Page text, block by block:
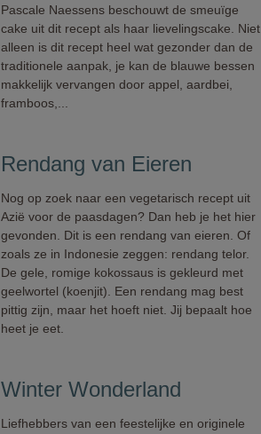
Pascale Naessens beschouwt de smeuïge
cake uit dit recept als haar lievelingscake. Niet
alleen is dit recept heel wat gezonder dan de
traditionele aanpak, je kan de blauwe bessen
makkelijk vervangen door appel, aardbei,
framboos,...
Rendang van Eieren
Nog op zoek naar een vegetarisch recept uit
Azië voor de paasdagen? Dan heb je het hier
gevonden. Dit is een rendang van eieren. Of
zoals ze in Indonesie zeggen: rendang telor.
De gele, romige kokossaus is gekleurd met
geelwortel (koenjit). Een rendang mag best
pittig zijn, maar het hoeft niet. Jij bepaalt hoe
heet je eet.
Winter Wonderland
Liefhebbers van een feestelijke en originele